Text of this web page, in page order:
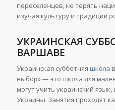
переселенцев, не терять
изучая культуру и традиции
УКРАИНСКАЯ
ВАРШАВЕ
Украинская субботняя школа
выбор» — это школа для
могут учить украинский
Украины. Занятия проходят